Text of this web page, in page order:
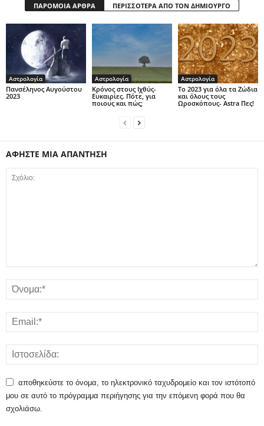
ΠΑΡΟΜΟΙΑ ΑΡΘΡΑ ΠΕΡΙΣΣΟΤΕΡΑ ΑΠΟ ΤΟΝ ΔΗΜΙΟΥΡΓΟ
Αστρολογία
Πανσέληνος Αυγούστου
2023
Αστρολογία
Κρόνος στους Ιχθύς-
Ευκαιρίες. Πότε, για
ποιους και πώς;
Αστρολογία
Το 2023 για όλα τα Ζώδια
και όλους τους
Ωροσκόπους- Astra Πες!
ΑΦΗΣΤΕ ΜΙΑ ΑΠΑΝΤΗΣΗ
αποθηκεύστε το όνομα, το ηλεκτρονικό ταχυδρομείο και τον ιστότοπό
μου σε αυτό το πρόγραμμα περιήγησης για την επόμενη φορά που θα
σχολιάσω.